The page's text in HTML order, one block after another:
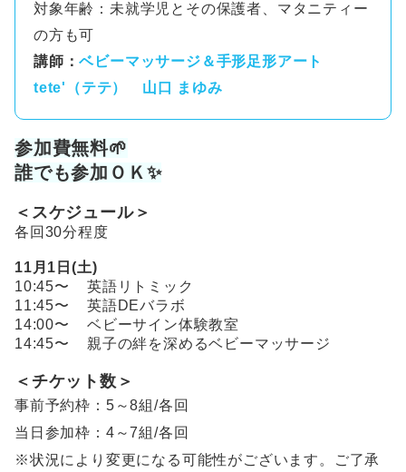
対象年齢：未就学児とその保護者、マタニティー
の方も可
講師：ベビーマッサージ＆手形足形アート
tete'（テテ） 山口 まゆみ
参加費無料🌱
誰でも参加ＯＫ✨
＜スケジュール＞
各回30分程度
11月1日(土)
10:45〜 英語リトミック
11:45〜 英語DEバラボ
14:00〜 ベビーサイン体験教室
14:45〜 親子の絆を深めるベビーマッサージ
＜チケット数＞
事前予約枠：5～8組/各回
当日参加枠：4～7組/各回
※状況により変更になる可能性がございます。ご了承